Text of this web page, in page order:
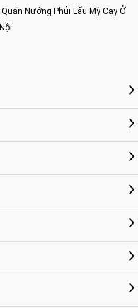
Nướng Phủi Lẩu Mỳ Cay Ở